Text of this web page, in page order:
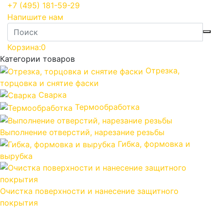
+7 (495) 181-59-29
Напишите нам
Корзина:0
Категории товаров
Отрезка,
торцовка и снятие фаски
Сварка
Термообработка
Выполнение отверстий, нарезание резьбы
Гибка, формовка и
вырубка
Очистка поверхности и нанесение защитного
покрытия